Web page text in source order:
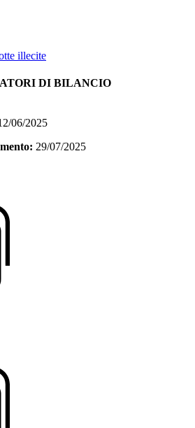
illecite
DI BILANCIO
06/2025
29/07/2025